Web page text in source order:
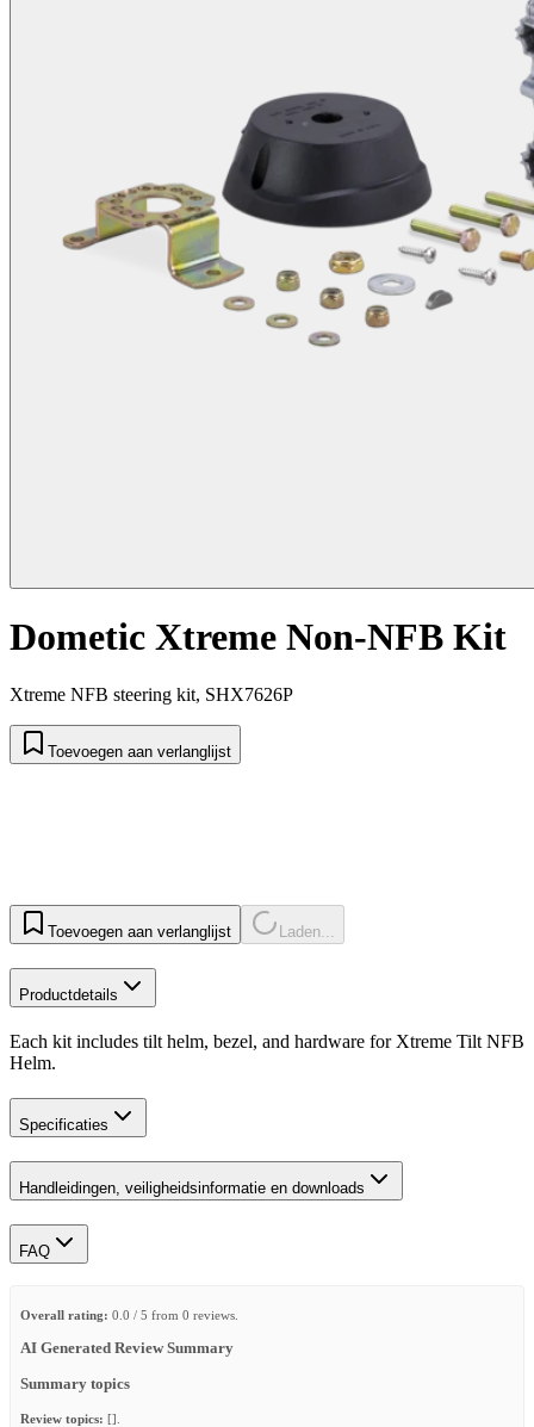
Dometic Xtreme Non-NFB Kit
Xtreme NFB steering kit, SHX7626P
Toevoegen aan verlanglijst
Toevoegen aan verlanglijst Laden...
Productdetails
Each kit includes tilt helm, bezel, and hardware for Xtreme Tilt NFB
Helm.
Specificaties
Handleidingen, veiligheidsinformatie en downloads
FAQ
Overall rating: 0.0 / 5 from 0 reviews.
AI Generated Review Summary
Summary topics
Review topics: [].